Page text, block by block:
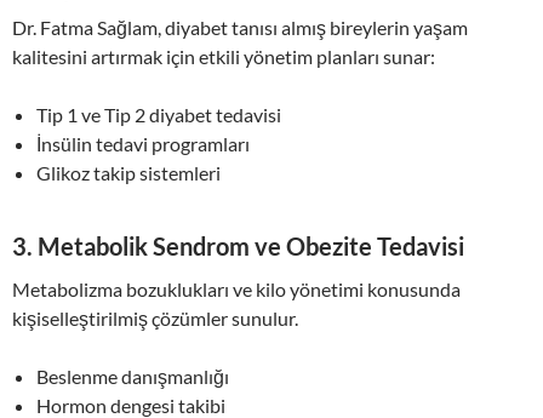
Dr. Fatma Sağlam, diyabet tanısı almış bireylerin yaşam
kalitesini artırmak için etkili yönetim planları sunar:
Tip 1 ve Tip 2 diyabet tedavisi
İnsülin tedavi programları
Glikoz takip sistemleri
3. Metabolik Sendrom ve Obezite Tedavisi
Metabolizma bozuklukları ve kilo yönetimi konusunda
kişiselleştirilmiş çözümler sunulur.
Beslenme danışmanlığı
Hormon dengesi takibi